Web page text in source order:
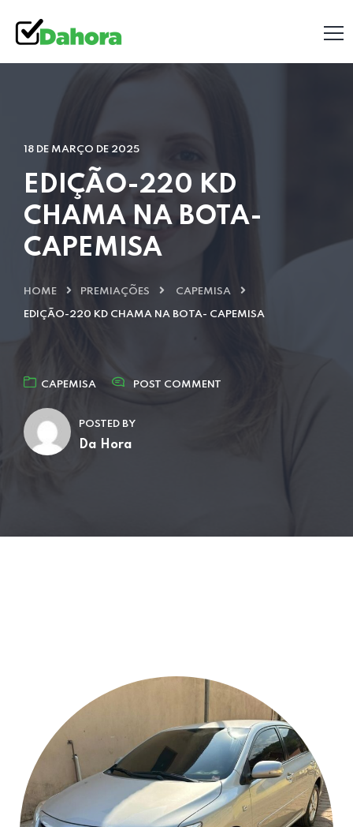
18 DE MARÇO DE 2025
EDIÇÃO-220 KD
CHAMA NA BOTA-
CAPEMISA
HOME PREMIAÇÕES CAPEMISA
EDIÇÃO-220 KD CHAMA NA BOTA- CAPEMISA
CAPEMISA POST COMMENT
POSTED BY
Da Hora